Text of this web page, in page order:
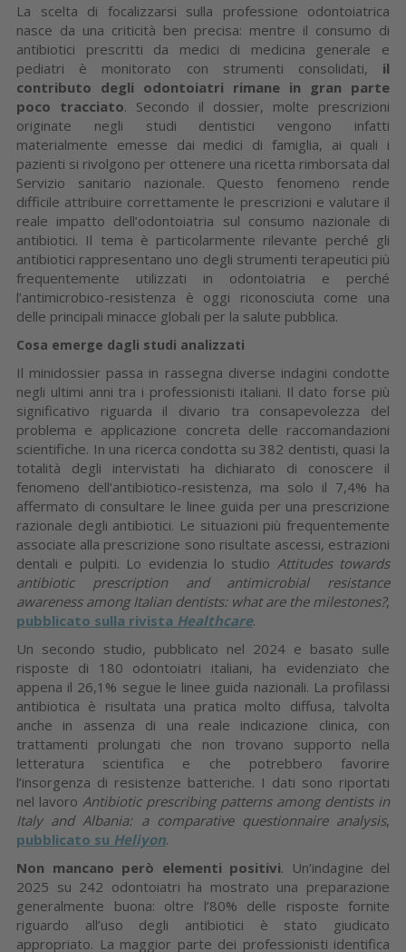
La scelta di focalizzarsi sulla professione odontoiatrica
nasce da una criticità ben precisa: mentre il consumo di
antibiotici prescritti da medici di medicina generale e
pediatri è monitorato con strumenti consolidati, il
contributo degli odontoiatri rimane in gran parte
poco tracciato. Secondo il dossier, molte prescrizioni
originate negli studi dentistici vengono infatti
materialmente emesse dai medici di famiglia, ai quali i
pazienti si rivolgono per ottenere una ricetta rimborsata dal
Servizio sanitario nazionale. Questo fenomeno rende
difficile attribuire correttamente le prescrizioni e valutare il
reale impatto dell’odontoiatria sul consumo nazionale di
antibiotici. Il tema è particolarmente rilevante perché gli
antibiotici rappresentano uno degli strumenti terapeutici più
frequentemente utilizzati in odontoiatria e perché
l’antimicrobico-resistenza è oggi riconosciuta come una
delle principali minacce globali per la salute pubblica.
Cosa emerge dagli studi analizzati
Il minidossier passa in rassegna diverse indagini condotte
negli ultimi anni tra i professionisti italiani. Il dato forse più
significativo riguarda il divario tra consapevolezza del
problema e applicazione concreta delle raccomandazioni
scientifiche. In una ricerca condotta su 382 dentisti, quasi la
totalità degli intervistati ha dichiarato di conoscere il
fenomeno dell’antibiotico-resistenza, ma solo il 7,4% ha
affermato di consultare le linee guida per una prescrizione
razionale degli antibiotici. Le situazioni più frequentemente
associate alla prescrizione sono risultate ascessi, estrazioni
dentali e pulpiti. Lo evidenzia lo studio Attitudes towards
antibiotic prescription and antimicrobial resistance
awareness among Italian dentists: what are the milestones?,
pubblicato sulla rivista Healthcare.
Un secondo studio, pubblicato nel 2024 e basato sulle
risposte di 180 odontoiatri italiani, ha evidenziato che
appena il 26,1% segue le linee guida nazionali. La profilassi
antibiotica è risultata una pratica molto diffusa, talvolta
anche in assenza di una reale indicazione clinica, con
trattamenti prolungati che non trovano supporto nella
letteratura scientifica e che potrebbero favorire
l’insorgenza di resistenze batteriche. I dati sono riportati
nel lavoro Antibiotic prescribing patterns among dentists in
Italy and Albania: a comparative questionnaire analysis,
pubblicato su Heliyon.
Non mancano però elementi positivi. Un’indagine del
2025 su 242 odontoiatri ha mostrato una preparazione
generalmente buona: oltre l’80% delle risposte fornite
riguardo all’uso degli antibiotici è stato giudicato
appropriato. La maggior parte dei professionisti identifica